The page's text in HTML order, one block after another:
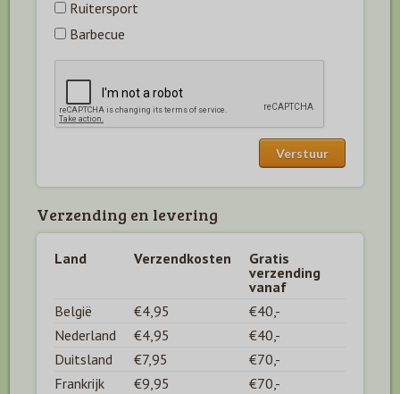
Ruitersport
Barbecue
Verzending en levering
Land Verzendkosten
Gratis
verzending
vanaf
België
€4,95
€40,-
Nederland
€4,95
€40,-
Duitsland
€7,95
€70,-
Frankrijk
€9,95
€70,-